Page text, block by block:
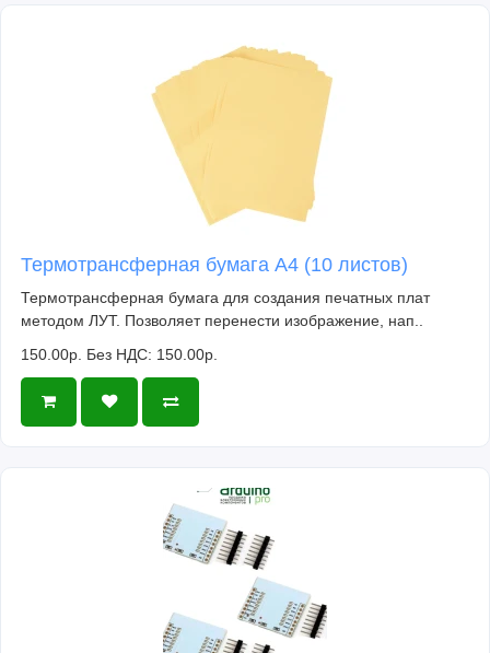
Термотрансферная бумага А4 (10 листов)
Термотрансферная бумага для создания печатных плат
методом ЛУТ. Позволяет перенести изображение, нап..
150.00р. Без НДС: 150.00р.